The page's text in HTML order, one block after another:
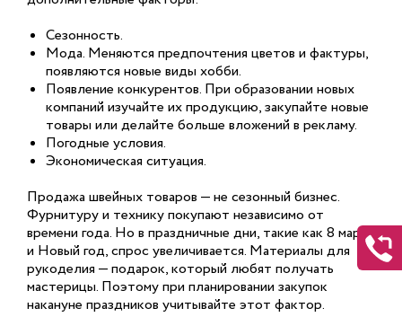
Сезонность.
Мода. Меняются предпочтения цветов и фактуры,
появляются новые виды хобби.
Появление конкурентов. При образовании новых
компаний изучайте их продукцию, закупайте новые
товары или делайте больше вложений в рекламу.
Погодные условия.
Экономическая ситуация.
Продажа швейных товаров — не сезонный бизнес.
Фурнитуру и технику покупают независимо от
времени года. Но в праздничные дни, такие как 8 марта
и Новый год, спрос увеличивается. Материалы для
рукоделия — подарок, который любят получать
мастерицы. Поэтому при планировании закупок
накануне праздников учитывайте этот фактор.